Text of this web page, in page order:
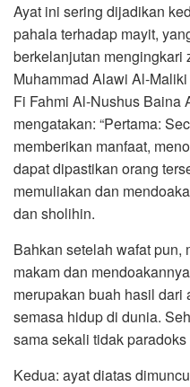
Ayat ini sering dijadikan
pahala terhadap mayit,
berkelanjutan mengingkari
Muhammad Alawi Al-
Fi Fahmi Al-Nushus Baina
mengatakan: “Pertama:
memberikan manfaat,
dapat dipastikan orang
memuliakan dan
dan sholihin.
Bahkan setelah wafat pun,
makam dan
merupakan buah hasil dari
semasa hidup di dunia.
sama sekali tidak
Kedua: ayat diatas